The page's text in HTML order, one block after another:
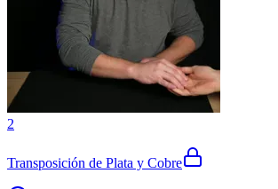
2
Transposición de Plata y Cobre